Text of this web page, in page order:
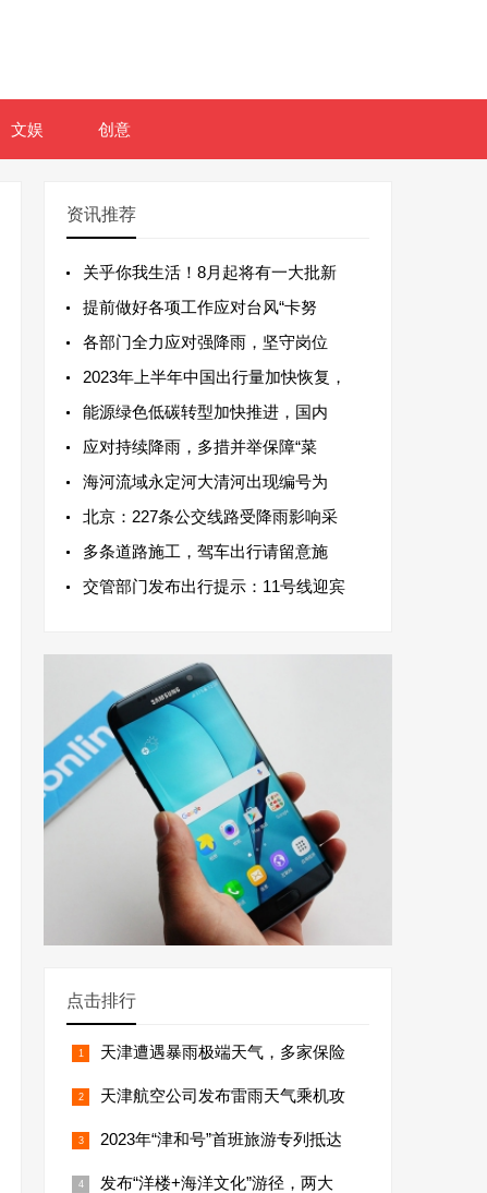
文娱 创意
资讯推荐
关乎你我生活！8月起将有一大批新
提前做好各项工作应对台风“卡努
各部门全力应对强降雨，坚守岗位
2023年上半年中国出行量加快恢复，
能源绿色低碳转型加快推进，国内
应对持续降雨，多措并举保障“菜
海河流域永定河大清河出现编号为
北京：227条公交线路受降雨影响采
多条道路施工，驾车出行请留意施
交管部门发布出行提示：11号线迎宾
点击排行
天津遭遇暴雨极端天气，多家保险
天津航空公司发布雷雨天气乘机攻
2023年“津和号”首班旅游专列抵达
发布“洋楼+海洋文化”游径，两大